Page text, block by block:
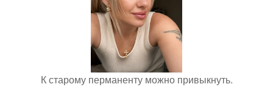
К старому перманенту можно привыкнуть.